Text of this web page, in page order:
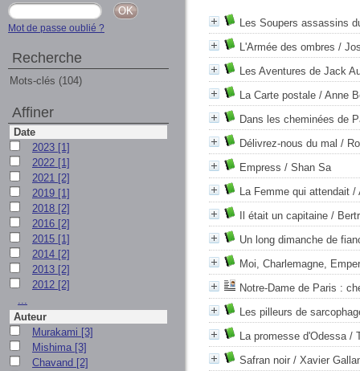
Les Soupers assassins
L'Armée des ombres /
Les Aventures de Jack
La Carte postale / Anne
Dans les cheminées de
Délivrez-nous du mal /
Empress / Shan Sa
La Femme qui attendait /
Il était un capitaine /
Un long dimanche de
Moi, Charlemagne,
Notre-Dame de Paris :
Les pilleurs de
La promesse d'Odessa/
Safran noir / Xavier
Mot de passe oublié ?
Recherche
Mots-clés (104)
Affiner
Date
2023 [1]
2022 [1]
2021 [2]
2019 [1]
2018 [2]
2016 [2]
2015 [1]
2014 [2]
2013 [2]
2012 [2]
...
Auteur
Murakami [3]
Mishima [3]
Chavand [2]